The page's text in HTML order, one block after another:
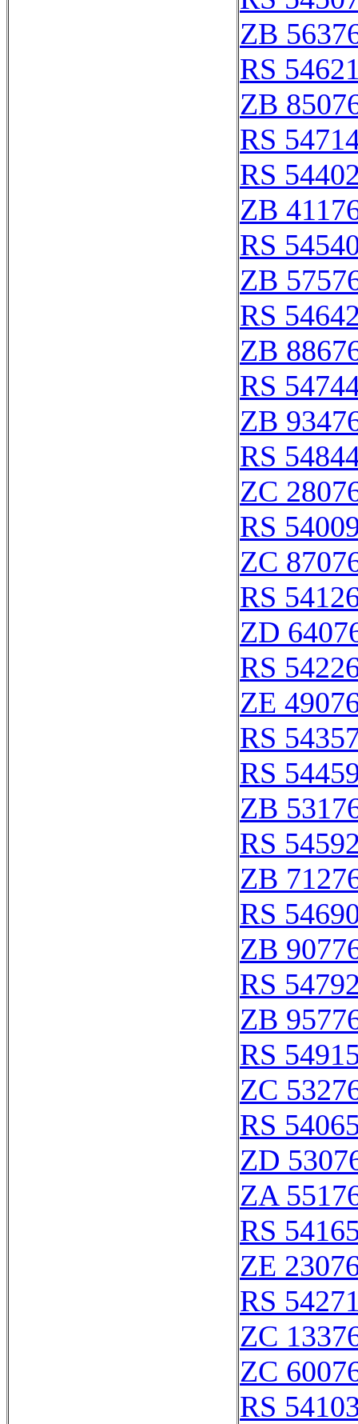
ZB
RS
ZB
RS
RS
ZB
RS
ZB
RS
ZB
RS
ZB
RS
ZC
RS
ZC
RS
ZD
RS
ZE
RS
RS
ZB
RS
ZB
RS
ZB
RS
ZB
RS
ZC
RS
ZD
ZA
RS
ZE
RS
ZC
ZC
RS